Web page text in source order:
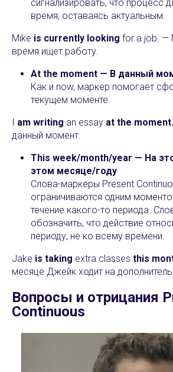
сигнализировать, что процесс
время, оставаясь актуальным.
Mike is currently looking for a job. —
время ищет работу.
At the moment — В данный
Как и now, маркер помогает
текущем моменте.
I am writing an essay at the moment.
данный момент.
This week/month/year — На
этом месяце/году
Слова-маркеры Present
ограничиваются одним
течение какого-то периода.
обозначить, что действие
периоду, не ко всему времени.
Jake is taking extra classes this
месяце Джейк ходит на
Вопросы и отрицания
Continuous